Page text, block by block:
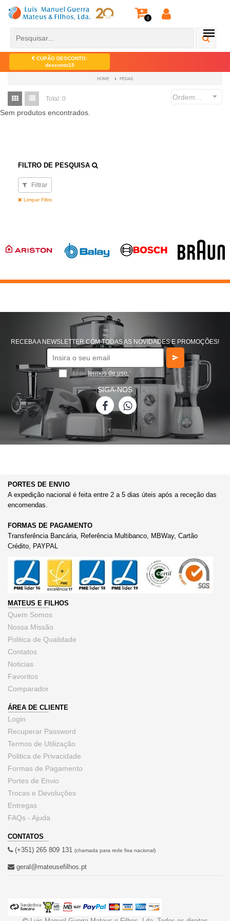
0
CUPÃO DESCONTO:
desconto15
HOME PEGAS
FILTRO DE PESQUISA
Filtrar
Limpar Filtro
Total: 0
Ordem...
Sem produtos encontrados.
RECEBA A NEWSLETTER COM TODAS AS NOVIDADES E PROMOÇÕES!
Li ostermos de uso *
SIGA-NOS
PORTES DE ENVIO
A expedição nacional é feita entre 2 a 5 dias úteis após a receção das
encomendas.
FORMAS DE PAGAMENTO
Transferência Bancária, Referência Multibanco, MBWay, Cartão
Crédito, PAYPAL
MATEUS E FILHOS
Quem Somos
Nossa Missão
Politica de Qualidade
Contatos
Noticias
Favoritos
Comparador
ÁREA DE CLIENTE
Login
Recuperar Password
Termos de Utilização
Politica de Privacidade
Formas de Pagamento
Portes de Envio
Trocas e Devoluções
Entregas
FAQs - Ajuda
CONTATOS
(+351) 265 809 131 (chamada para rede fixa nacional)
geral@mateusefilhos.pt